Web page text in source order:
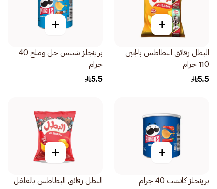
+
البطل رقائق البطاطس بالجبن
110 جرام
5.5
+
برينجلز شيبس خل وملح 40
جرام
5.5
+
برينجلز كاتشب 40 جرام
+
البطل رقائق البطاطس بالفلفل